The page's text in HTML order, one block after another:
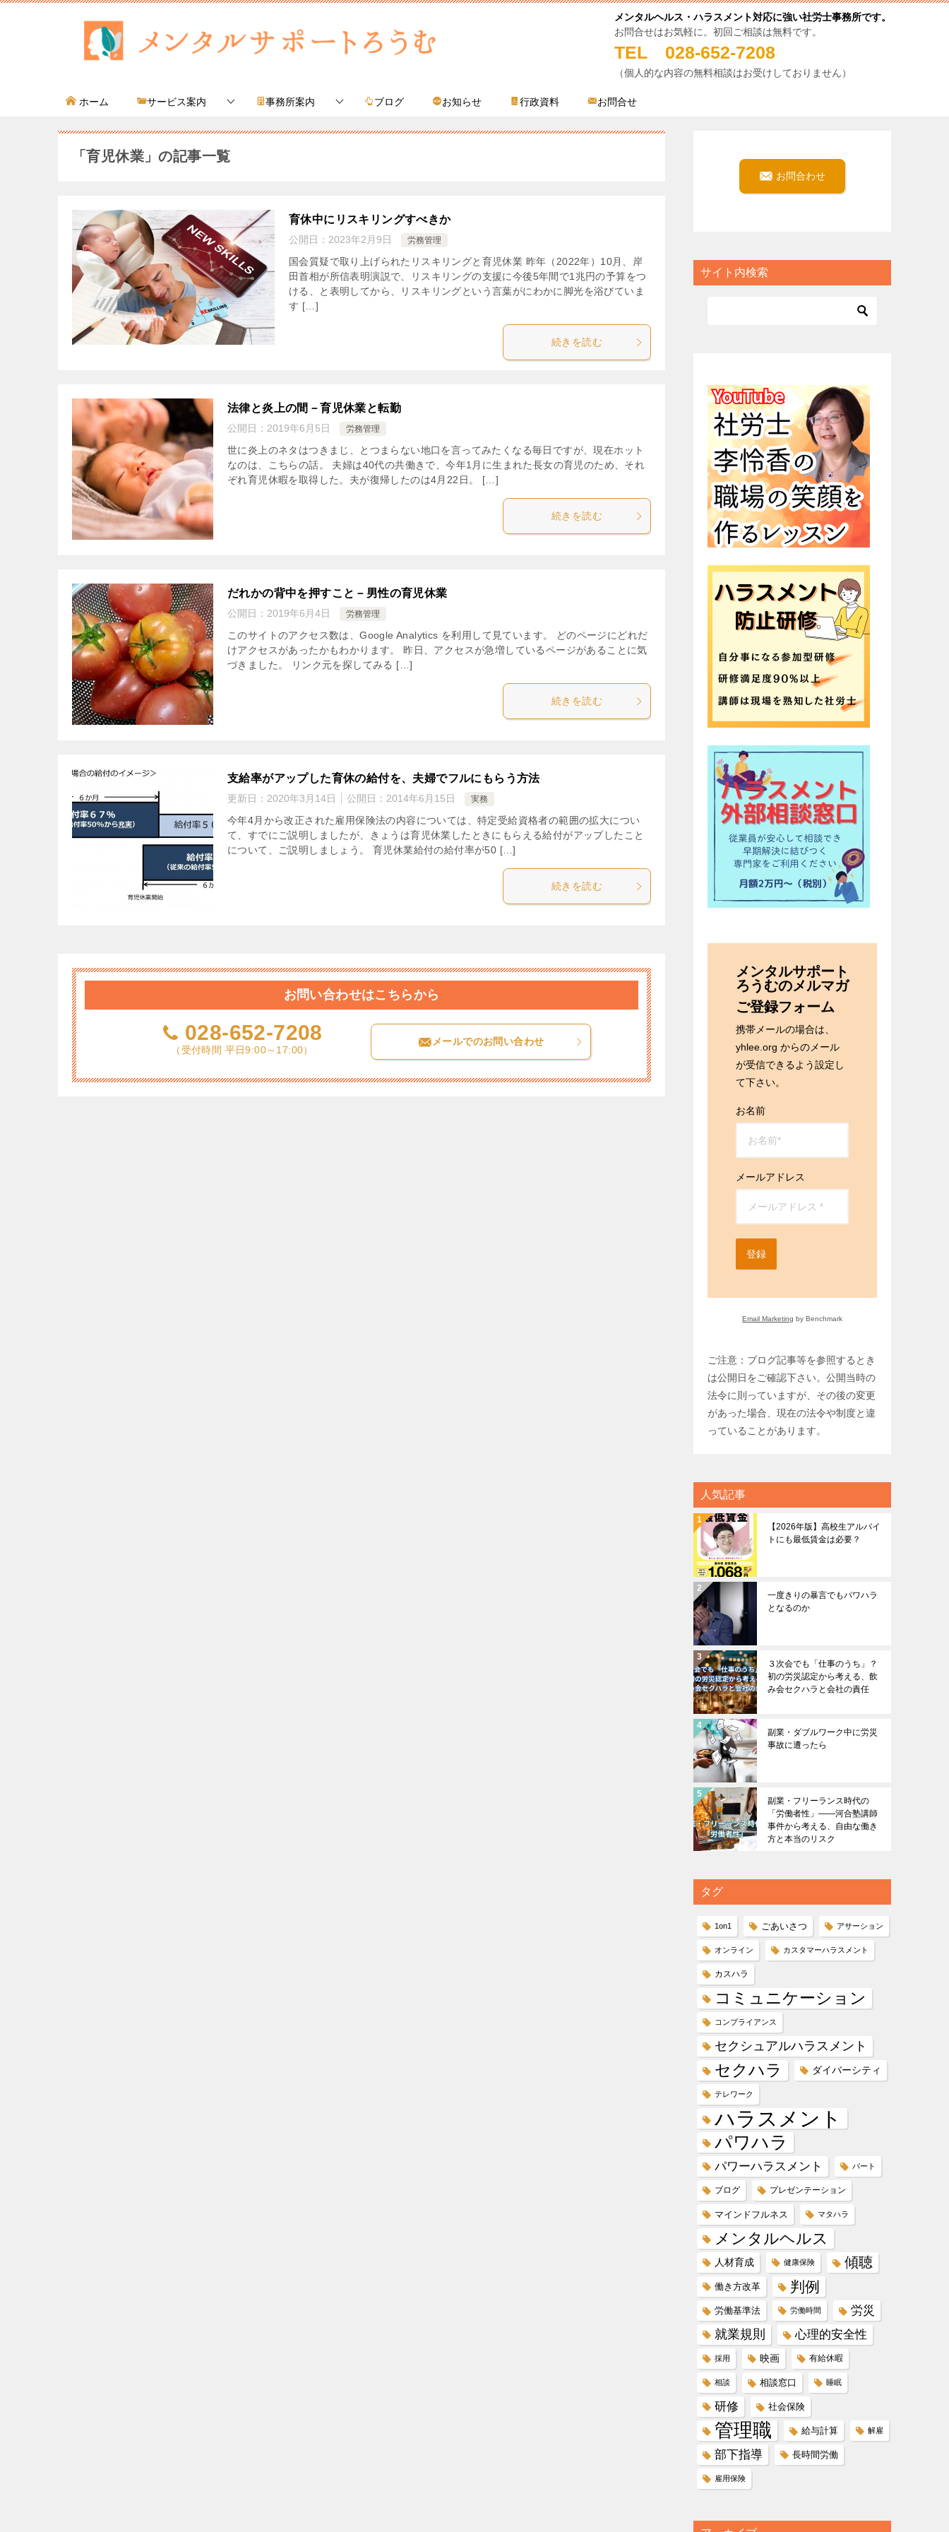
メンタルヘルス・ハラスメント対応に強い社労士事務所です。
お問合せはお気軽に。初回ご相談は無料です。
TEL 028-652-7208
（個人的な内容の無料相談はお受けしておりません）
ホーム サービス案内 事務所案内 ブログ お知らせ 行政資料 お問合せ
「育児休業」の記事一覧
育休中にリスキリングすべきか
公開日： 2023年2月9日 労務管理
国会質疑で取り上げられたリスキリングと育児休業 昨年（2022年）10月、岸
田首相が所信表明演説で、リスキリングの支援に今後5年間で1兆円の予算をつ
ける、と表明してから、リスキリングという言葉がにわかに脚光を浴びていま
す […]
続きを読む
法律と炎上の間－育児休業と転勤
公開日： 2019年6月5日 労務管理
世に炎上のネタはつきまじ、とつまらない地口を言ってみたくなる毎日ですが、現在ホット
なのは、こちらの話。 夫婦は40代の共働きで、今年1月に生まれた長女の育児のため、それ
ぞれ育児休暇を取得した。夫が復帰したのは4月22日。 […]
続きを読む
だれかの背中を押すこと－男性の育児休業
公開日： 2019年6月4日 労務管理
このサイトのアクセス数は、Google Analytics を利用して見ています。 どのページにどれだ
けアクセスがあったかもわかります。 昨日、アクセスが急増しているページがあることに気
づきました。 リンク元を探してみる […]
続きを読む
支給率がアップした育休の給付を、夫婦でフルにもらう方法
更新日： 2020年3月14日 公開日： 2014年6月15日 実務
今年4月から改正された雇用保険法の内容については、特定受給資格者の範囲の拡大につい
て、すでにご説明しましたが、きょうは育児休業したときにもらえる給付がアップしたこと
について、ご説明しましょう。 育児休業給付の給付率が50 […]
続きを読む
お問い合わせはこちらから
028-652-7208
（受付時間 平日9:00～17:00）
メールでのお問い合わせ
お問合わせ
サイト内検索
メンタルサポート
ろうむのメルマガ
ご登録フォーム
携帯メールの場合は、
yhlee.org からのメール
が受信できるよう設定し
て下さい。
お名前
メールアドレス
登録
Email Marketing by Benchmark
ご注意：ブログ記事等を参照するとき
は公開日をご確認下さい。公開当時の
法令に則っていますが、その後の変更
があった場合、現在の法令や制度と違
っていることがあります。
人気記事
【2026年版】高校生アルバイ
トにも最低賃金は必要？
一度きりの暴言でもパワハラ
となるのか
３次会でも「仕事のうち」？
初の労災認定から考える、飲
み会セクハラと会社の責任
副業・ダブルワーク中に労災
事故に遭ったら
副業・フリーランス時代の
「労働者性」――河合塾講師
事件から考える、自由な働き
方と本当のリスク
タグ
1on1 ごあいさつ アサーション
オンライン カスタマーハラスメント
カスハラ
コミュニケーション
コンプライアンス
セクシュアルハラスメント
セクハラ ダイバーシティ
テレワーク
ハラスメント
パワハラ
パワーハラスメント パート
ブログ プレゼンテーション
マインドフルネス マタハラ
メンタルヘルス
人材育成 健康保険 傾聴
働き方改革 判例
労働基準法 労働時間 労災
就業規則 心理的安全性
採用 映画 有給休暇
相談 相談窓口 睡眠
研修 社会保険
管理職 給与計算 解雇
部下指導 長時間労働
雇用保険